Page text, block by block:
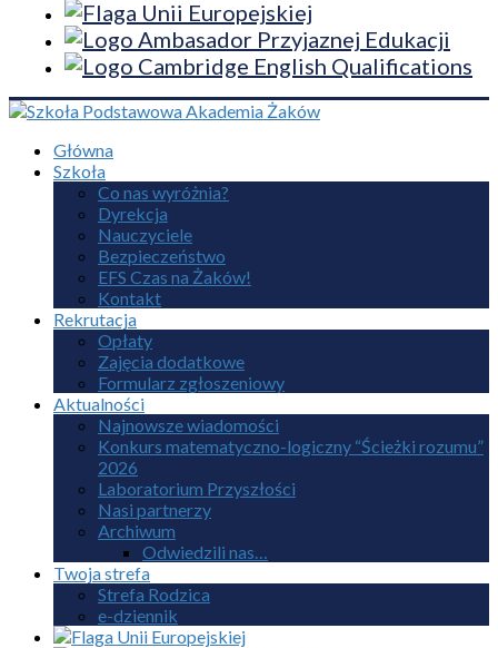
Główna
Szkoła
Co nas wyróżnia?
Dyrekcja
Nauczyciele
Bezpieczeństwo
EFS Czas na Żaków!
Kontakt
Rekrutacja
Opłaty
Zajęcia dodatkowe
Formularz zgłoszeniowy
Aktualności
Najnowsze wiadomości
Konkurs matematyczno-logiczny “Ścieżki rozumu”
2026
Laboratorium Przyszłości
Nasi partnerzy
Archiwum
Odwiedzili nas…
Twoja strefa
Strefa Rodzica
e-dziennik